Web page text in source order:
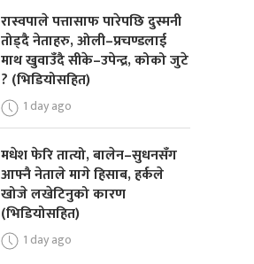
रास्वपाले पत्तासाफ पारेपछि दुस्मनी
तोड्दै नेताहरु, ओली–प्रचण्डलाई
माथ खुवाउँदै सीके–उपेन्द्र, कोको जुटे
? (भिडियोसहित)
1 day ago
मधेश फेरि तात्यो, बालेन–सुधनसँग
आफ्नै नेताले मागे हिसाब, हर्कले
खोजे लखेटिनुको कारण
(भिडियोसहित)
1 day ago